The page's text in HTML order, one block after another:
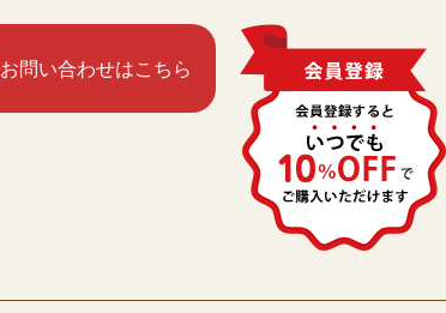
お問い合わせはこちら